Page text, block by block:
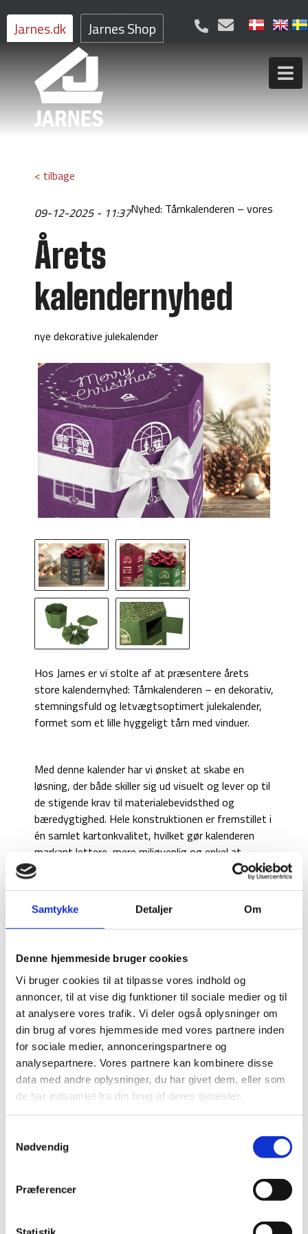
Samtykke Detaljer Om
Denne hjemmeside bruger cookies
Vi bruger cookies til at tilpasse vores indhold og
annoncer, til at vise dig funktioner til sociale medier og til
at analysere vores trafik. Vi deler også oplysninger om
din brug af vores hjemmeside med vores partnere inden
for sociale medier, annonceringspartnere og
analysepartnere. Vores partnere kan kombinere disse
data med andre oplysninger, du har givet dem, eller som
de har indsamlet fra din brug af deres tjenester.
Nødvendig
Præferencer
Jarnes.dk Jarnes Shop
< tilbage
09-12-2025 - 11:37
Årets
kalendernyhed
Nyhed: Tårnkalenderen – vores
nye dekorative julekalender
Hos Jarnes er vi stolte af at præsentere årets
store kalendernyhed: Tårnkalenderen – en dekorativ,
stemningsfuld og letvægtsoptimert julekalender,
formet som et lille hyggeligt tårn med vinduer.
Med denne kalender har vi ønsket at skabe en
løsning, der både skiller sig ud visuelt og lever op til
de stigende krav til materialebevidsthed og
bæredygtighed. Hele konstruktionen er fremstillet i
én samlet kartonkvalitet, hvilket gør kalenderen
markant lettere, mere miljøvenlig og enkel at
producere – samtidig med at emballageafgiften
Resultatet er en robust og elegant konstruktion,
Tårnkalenderen er udviklet med fokus på
fleksibilitet i udtryk og branding. Vi har allerede
arbejdet med flere farve- og trykvariationer, og
løsningen giver gode muligheder for at tilpasse
designet til jeres visuelle identitet. Kalenderen kan
dekoreres med offset- og Pantonefarver,
folietryk, partiel lakering og flere andre
forædlingsmetoder, så den får præcis det udtryk, I
ønsker.
skaber synlighed – og samtidig tilbyder en